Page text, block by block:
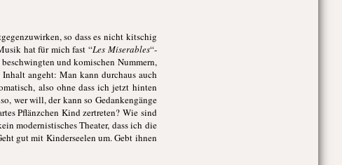
so dass es nicht kitschig
hat für mich fast “Les Miserables“-
und komischen Nummern,
angeht: Man kann durchaus auch
also ohne dass ich jetzt hinten
wer will, der kann so Gedankengänge
Pflänzchen Kind zertreten? Wie sind
modernistisches Theater, dass ich die
gut mit Kinderseelen um. Gebt ihnen